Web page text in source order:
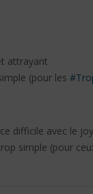
attrayant
(pour les
difficile avec le
simple (pour